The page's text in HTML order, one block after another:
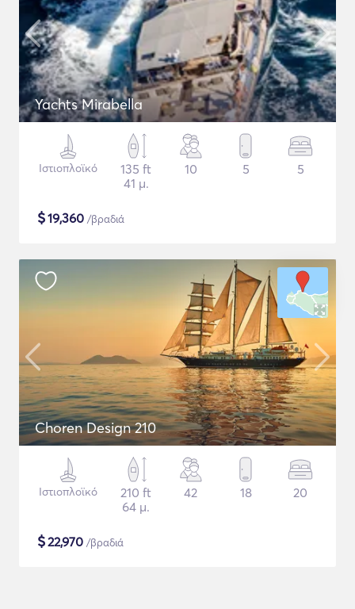
Yachts Mirabella
Ιστιοπλοϊκό
135 ft
41 μ.
10 5 5
$19,360 /βραδιά
Choren Design 210
Ιστιοπλοϊκό
210 ft
64 μ.
42 18 20
$22,970 /βραδιά